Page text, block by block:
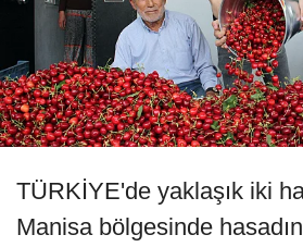
TÜRKİYE'de yaklaşık iki
Manisa bölgesinde